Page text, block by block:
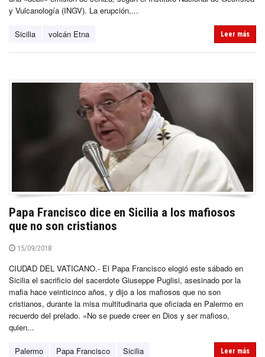
y Vulcanología (INGV). La erupción,...
Sicilia volcán Etna Leer más
Papa Francisco dice en Sicilia a los mafiosos
que no son cristianos
15/09/2018
CIUDAD DEL VATICANO.- El Papa Francisco elogió este sábado en
Sicilia el sacrificio del sacerdote Giuseppe Puglisi, asesinado por la
mafia hace veinticinco años, y dijo a los mafiosos que no son
cristianos, durante la misa multitudinaria que oficiada en Palermo en
recuerdo del prelado. «No se puede creer en Dios y ser mafioso,
quien...
Palermo Papa Francisco Sicilia Leer más